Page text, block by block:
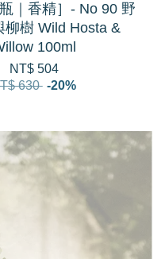
瓶｜香精］- No 90 野
柳樹 Wild Hosta &
100ml
NT$ 504
630 -20%